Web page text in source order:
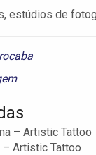
estúdios de
– Artistic Tattoo
– Artistic Tattoo